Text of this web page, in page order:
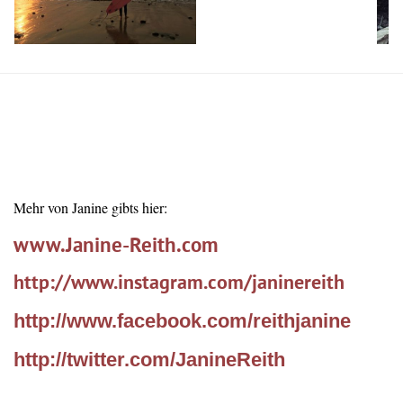
Mehr von Janine gibts hier:
www.Janine-Reith.com
http://www.instagram.com/janinereith
http://www.facebook.com/reithjanine
http://twitter.com/JanineReith